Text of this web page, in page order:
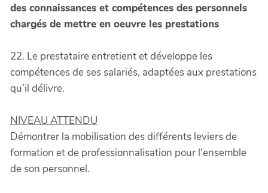
des connaissances et compétences des personnels
chargés de mettre en oeuvre les prestations
22. Le prestataire entretient et développe les
compétences de ses salariés, adaptées aux prestations
qu’il délivre.
NIVEAU ATTENDU
Démontrer la mobilisation des différents leviers de
formation et de professionnalisation pour l'ensemble
de son personnel.